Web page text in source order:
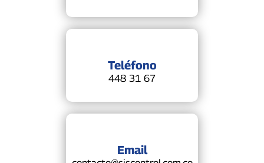
Teléfono
448 31 67
Email